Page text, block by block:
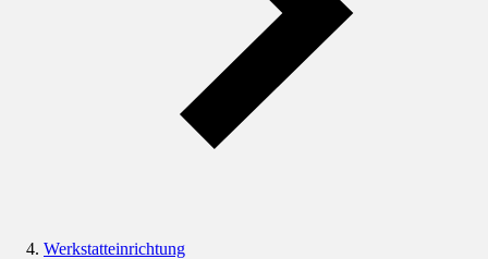
Werkstatteinrichtung